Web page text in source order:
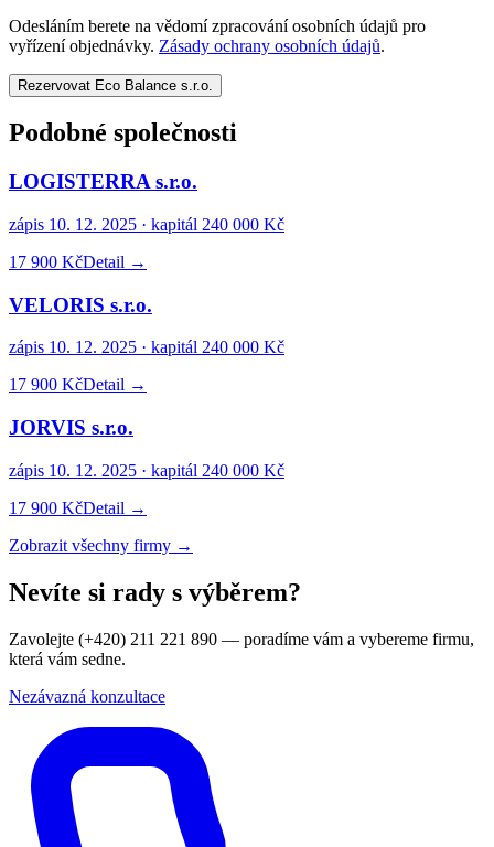
Odesláním berete na vědomí zpracování osobních údajů pro
vyřízení objednávky. Zásady ochrany osobních údajů.
Rezervovat Eco Balance s.r.o.
Podobné společnosti
LOGISTERRA s.r.o.
zápis 10. 12. 2025 · kapitál 240 000 Kč
17 900 KčDetail →
VELORIS s.r.o.
zápis 10. 12. 2025 · kapitál 240 000 Kč
17 900 KčDetail →
JORVIS s.r.o.
zápis 10. 12. 2025 · kapitál 240 000 Kč
17 900 KčDetail →
Zobrazit všechny firmy →
Nevíte si rady s výběrem?
Zavolejte (+420) 211 221 890 — poradíme vám a vybereme firmu,
která vám sedne.
Nezávazná konzultace